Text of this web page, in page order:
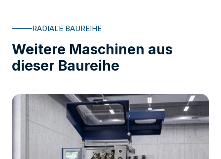
RADIALE BAUREIHE
Weitere Maschinen aus
dieser Baureihe